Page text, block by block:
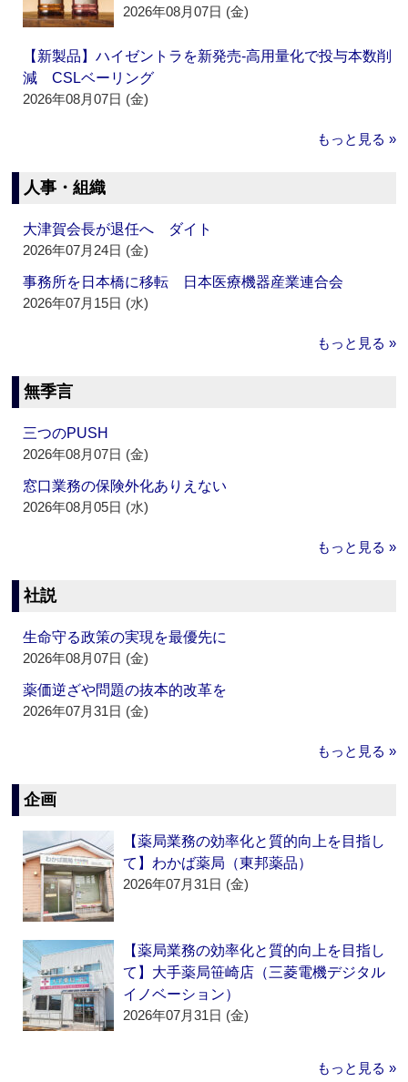
2026年08月07日 (金)
【新製品】ハイゼントラを新発売‐高用量化で投与本数削
減 CSLベーリング
2026年08月07日 (金)
もっと見る »
人事・組織
大津賀会長が退任へ ダイト
2026年07月24日 (金)
事務所を日本橋に移転 日本医療機器産業連合会
2026年07月15日 (水)
もっと見る »
無季言
三つのPUSH
2026年08月07日 (金)
窓口業務の保険外化ありえない
2026年08月05日 (水)
もっと見る »
社説
生命守る政策の実現を最優先に
2026年08月07日 (金)
薬価逆ざや問題の抜本的改革を
2026年07月31日 (金)
もっと見る »
企画
【薬局業務の効率化と質的向上を目指し
て】わかば薬局（東邦薬品）
2026年07月31日 (金)
【薬局業務の効率化と質的向上を目指し
て】大手薬局笹崎店（三菱電機デジタル
イノベーション）
2026年07月31日 (金)
もっと見る »